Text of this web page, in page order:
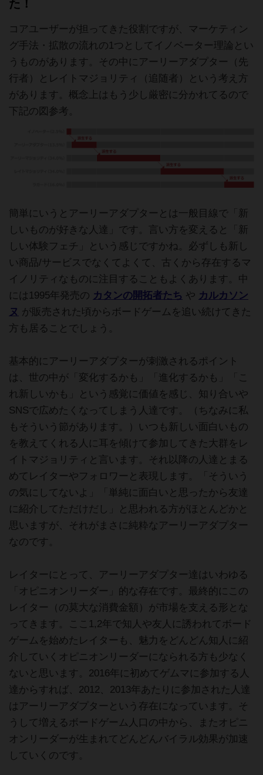
た！
コアユーザーが担ってきた役割ですが、マーケティン
グ手法・拡散の流れの1つとしてイノベーター理論とい
うものがあります。その中にアーリーアダプター（先
行者）とレイトマジョリティ（追随者）という考え方
があります。概念上はもう少し厳密に分かれてるので
下記の図参考。
簡単にいうとアーリーアダプターとは一般目線で「新
しいものが好きな人達」です。言い方を変えると「新
しい体験フェチ」という感じですかね。必ずしも新し
い商品/サービスでなくてよくて、古くから存在するマ
イノリティなものに注目することもよくあります。中
には1995年発売の カタンの開拓者たち や カルカソン
ヌ が販売された頃からボードゲームを追い続けてきた
方も居ることでしょう。
基本的にアーリーアダプターが刺激されるポイント
は、世の中が「変化するかも」「進化するかも」「こ
れ新しいかも」という感覚に価値を感じ、知り合いや
SNSで広めたくなってしまう人達です。（ちなみに私
もそういう節があります。）いつも新しい面白いもの
を教えてくれる人に耳を傾けて参加してきた大群をレ
イトマジョリティと言います。それ以降の人達とまる
めてレイターやフォロワーと表現します。「そういう
の気にしてないよ」「単純に面白いと思ったから友達
に紹介してただけだし」と思われる方がほとんどかと
思いますが、それがまさに純粋なアーリーアダプター
なのです。
レイターにとって、アーリーアダプター達はいわゆる
「オピニオンリーダー」的な存在です。最終的にこの
レイター（の莫大な消費金額）が市場を支える形とな
ってきます。ここ1,2年で知人や友人に誘われてボード
ゲームを始めたレイターも、魅力をどんどん知人に紹
介していくオピニオンリーダーになられる方も少なく
ないと思います。2016年に初めてゲムマに参加する人
達からすれば、2012、2013年あたりに参加された人達
はアーリーアダプターという存在になっています。そ
うして増えるボードゲーム人口の中から、またオピニ
オンリーダーが生まれてどんどんバイラル効果が加速
していくのです。